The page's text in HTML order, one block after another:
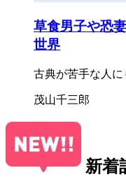
草食男子や恐
世界
古典が苦手な人
茂山千三郎
新着